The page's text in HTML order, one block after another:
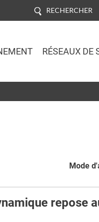
RECHERCHER
RÉSEAUX DE
Mode
repose